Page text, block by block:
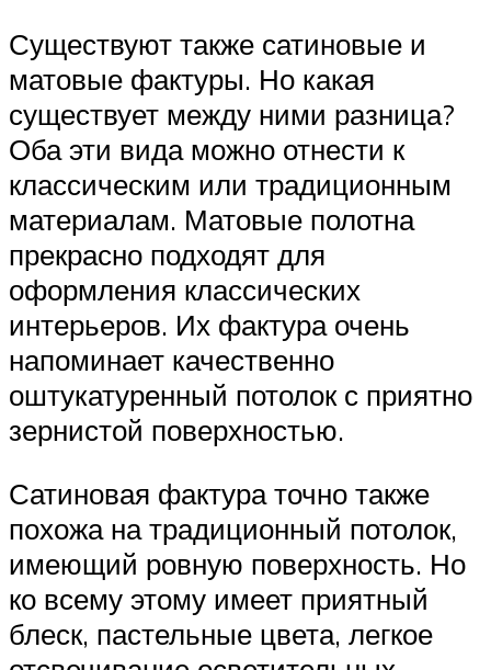
Существуют также сатиновые и
матовые фактуры. Но какая
существует между ними разница?
Оба эти вида можно отнести к
классическим или традиционным
материалам. Матовые полотна
прекрасно подходят для
оформления классических
интерьеров. Их фактура очень
напоминает качественно
оштукатуренный потолок с приятно
зернистой поверхностью.
Сатиновая фактура точно также
похожа на традиционный потолок,
имеющий ровную поверхность. Но
ко всему этому имеет приятный
блеск, пастельные цвета, легкое